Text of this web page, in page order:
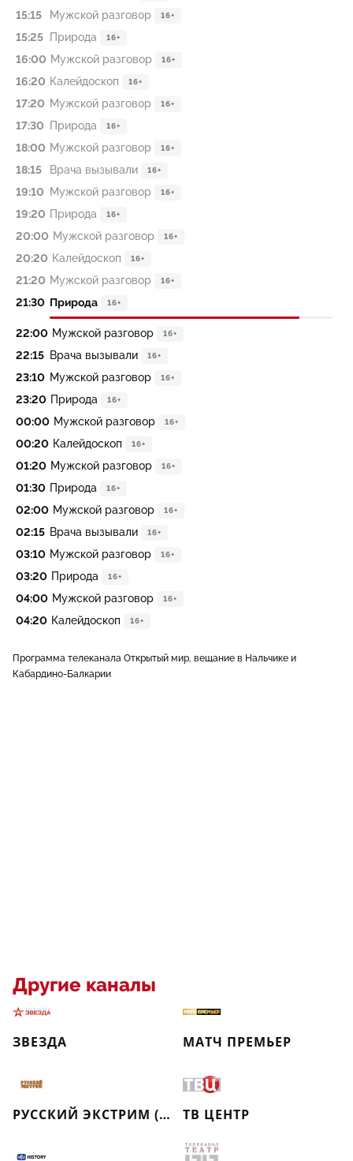
15:15 Мужской разговор 16+
15:25 Природа 16+
16:00 Мужской разговор 16+
16:20 Калейдоскоп 16+
17:20 Мужской разговор 16+
17:30 Природа 16+
18:00 Мужской разговор 16+
18:15 Врача вызывали 16+
19:10 Мужской разговор 16+
19:20 Природа 16+
20:00 Мужской разговор 16+
20:20 Калейдоскоп 16+
21:20 Мужской разговор 16+
21:30 Природа 16+
22:00 Мужской разговор 16+
22:15 Врача вызывали 16+
23:10 Мужской разговор 16+
23:20 Природа 16+
00:00 Мужской разговор 16+
00:20 Калейдоскоп 16+
01:20 Мужской разговор 16+
01:30 Природа 16+
02:00 Мужской разговор 16+
02:15 Врача вызывали 16+
03:10 Мужской разговор 16+
03:20 Природа 16+
04:00 Мужской разговор 16+
04:20 Калейдоскоп 16+
Программа телеканала Открытый мир, вещание в Нальчике и
Кабардино-Балкарии
Другие каналы
ЗВЕЗДА МАТЧ ПРЕМЬЕР
РУССКИЙ ЭКСТРИМ (РЕТРО) ТВ ЦЕНТР